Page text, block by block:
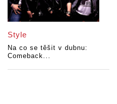
Style
Na co se těšit v dubnu:
Comeback...